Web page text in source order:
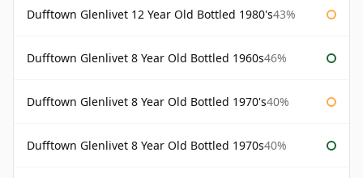
Dufftown Glenlivet 12 Year Old Bottled 1980's43%
Dufftown Glenlivet 8 Year Old Bottled 1960s46%
Dufftown Glenlivet 8 Year Old Bottled 1970's40%
Dufftown Glenlivet 8 Year Old Bottled 1970s40%